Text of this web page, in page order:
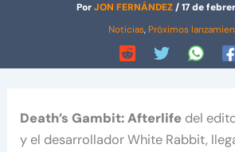
PorJON FERNÁNDEZ/17 de
Noticias, Próximos
Death’s Gambit: Afterlife del
y el desarrollador White Rabbit,